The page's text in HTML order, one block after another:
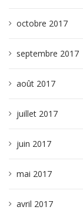
octobre 2017
septembre 2017
août 2017
juillet 2017
juin 2017
mai 2017
avril 2017